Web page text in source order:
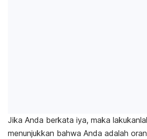
Jika Anda berkata iya, maka
menunjukkan bahwa Anda adalah